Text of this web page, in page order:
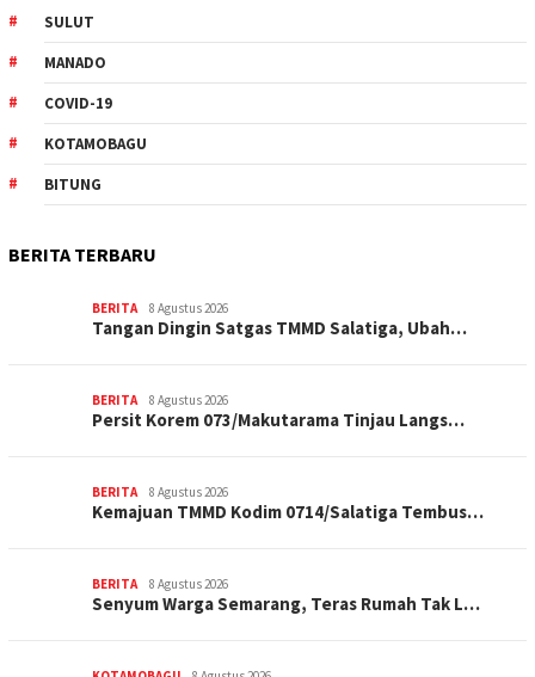
SULUT
MANADO
COVID-19
KOTAMOBAGU
BITUNG
BERITA TERBARU
BERITA 8 Agustus 2026
Tangan Dingin Satgas TMMD Salatiga, Ubah…
BERITA 8 Agustus 2026
Persit Korem 073/Makutarama Tinjau Langs…
BERITA 8 Agustus 2026
Kemajuan TMMD Kodim 0714/Salatiga Tembus…
BERITA 8 Agustus 2026
Senyum Warga Semarang, Teras Rumah Tak L…